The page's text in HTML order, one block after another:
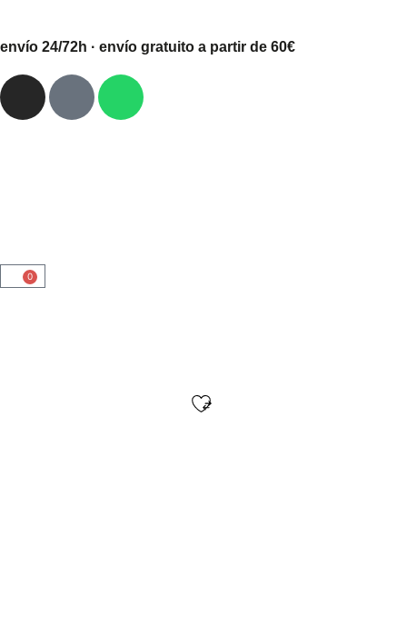
envío 24/72h · envío gratuito a partir de 60€
0